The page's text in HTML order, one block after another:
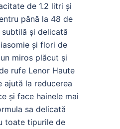
de 1.2 litri și
până la 48 de
și delicată
și flori de
miros plăcut și
rufe Lenor Haute
ajută la reducerea
și face hainele mai
sa delicată
toate tipurile de